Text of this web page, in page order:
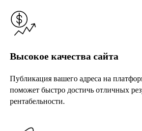
Высокое качества сайта
Публикация вашего адреса на
поможет быстро достичь отличных
рентабельности.